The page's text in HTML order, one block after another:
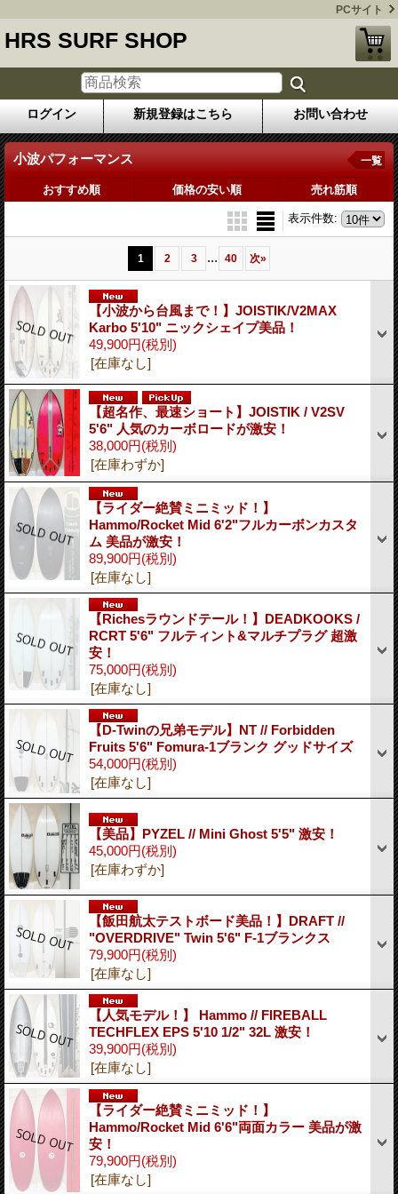
PCサイト
HRS SURF SHOP
ログイン 新規登録はこちら お問い合わせ
小波パフォーマンス 一覧
おすすめ順 価格の安い順 売れ筋順
表示件数:
1 2 3 ... 40 次»
【小波から台風まで！】JOISTIK/V2MAX
Karbo 5'10" ニックシェイプ美品！
49,900円(税別)
[在庫なし]
【超名作、最速ショート】JOISTIK / V2SV
5'6" 人気のカーボロードが激安！
38,000円(税別)
[在庫わずか]
【ライダー絶賛ミニミッド！】
Hammo/Rocket Mid 6'2"フルカーボンカスタ
ム 美品が激安！
89,900円(税別)
[在庫なし]
【Richesラウンドテール！】DEADKOOKS /
RCRT 5'6" フルティント&マルチプラグ 超激
安！
75,000円(税別)
[在庫なし]
【D-Twinの兄弟モデル】NT // Forbidden
Fruits 5'6" Fomura-1ブランク グッドサイズ
54,000円(税別)
[在庫なし]
【美品】PYZEL // Mini Ghost 5'5" 激安！
45,000円(税別)
[在庫わずか]
【飯田航太テストボード美品！】DRAFT //
"OVERDRIVE" Twin 5'6" F-1ブランクス
79,900円(税別)
[在庫なし]
【人気モデル！】 Hammo // FIREBALL
TECHFLEX EPS 5'10 1/2" 32L 激安！
39,900円(税別)
[在庫なし]
【ライダー絶賛ミニミッド！】
Hammo/Rocket Mid 6'6"両面カラー 美品が激
安！
79,900円(税別)
[在庫なし]